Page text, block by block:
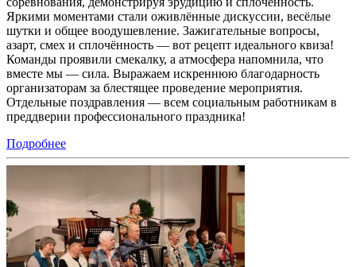
Яркими моментами стали оживлённые дискуссии, весёлые
шутки и общее воодушевление. Зажигательные вопросы,
азарт, смех и сплочённость — вот рецепт идеального квиза!
Команды проявили смекалку, а атмосфера напомнила, что
вместе мы — сила. Выражаем искреннюю благодарность
организаторам за блестящее проведение мероприятия.
Отдельные поздравления — всем социальным работникам в
преддверии профессионального праздника!
Подробнее